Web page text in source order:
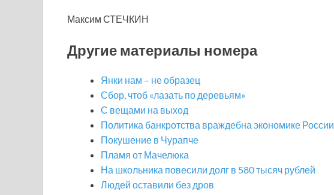
Максим СТЕЧКИН
Другие материалы номера
Янки нам – не образец
Сбор, чтоб «лазать по деревьям»
С вещами на выход
Политика банкротства враждебна экономике России
Покушение в Чурапче
Пламя от Мачелюка
На школьника повесили долг в 580 тысяч рублей
Людей оставили без дров